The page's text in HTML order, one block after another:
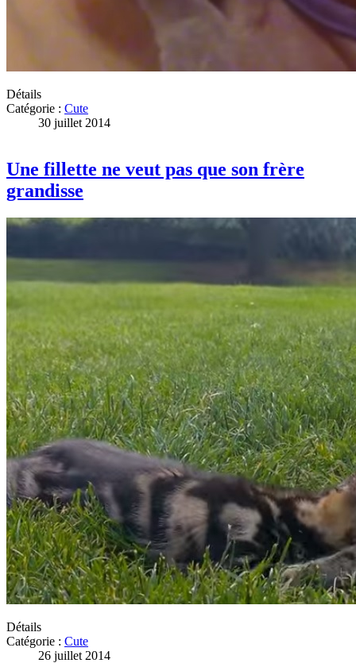
Détails
Catégorie : Cute
30 juillet 2014
Une fillette ne veut pas que son frère
grandisse
Détails
Catégorie : Cute
26 juillet 2014